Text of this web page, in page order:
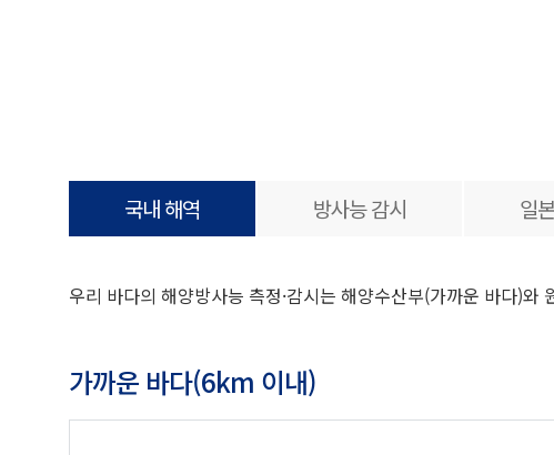
국내 해역 방사능 감시 일
우리 바다의 해양방사능 측정·감시는 해양수산부(가까운 바다)
가까운 바다(6km 이내)